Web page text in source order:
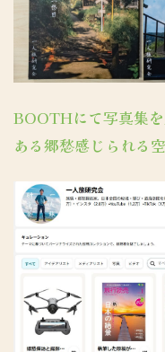
BOOTHにて写真集
ある郷愁感じられる